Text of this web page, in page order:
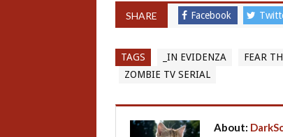
SHARE Facebook
TAGS _IN EVIDENZA FEAR
ZOMBIE TV SERIAL
About: